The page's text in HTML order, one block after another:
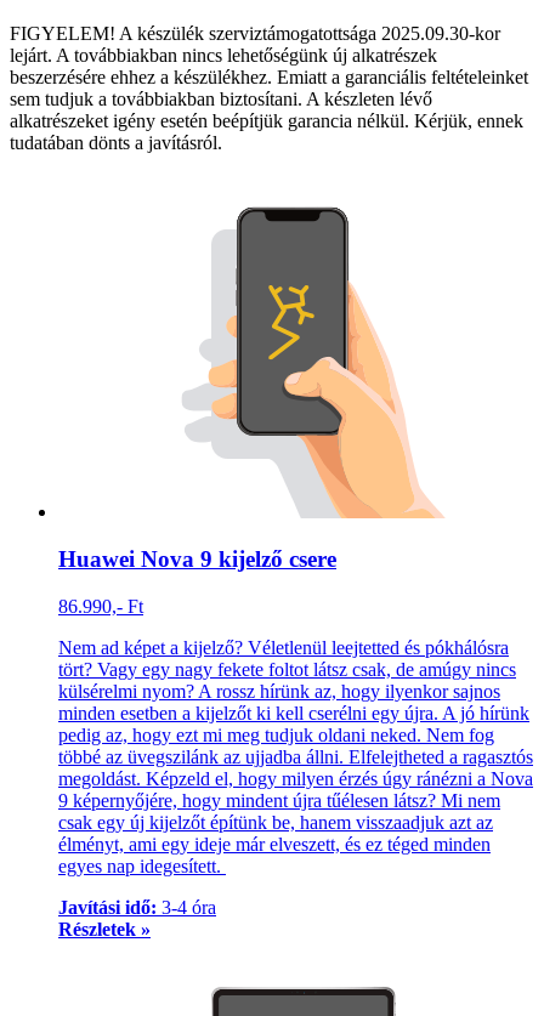
FIGYELEM! A készülék szerviztámogatottsága 2025.09.30-kor
lejárt. A továbbiakban nincs lehetőségünk új alkatrészek
beszerzésére ehhez a készülékhez. Emiatt a garanciális feltételeinket
sem tudjuk a továbbiakban biztosítani. A készleten lévő
alkatrészeket igény esetén beépítjük garancia nélkül. Kérjük, ennek
tudatában dönts a javításról.
Huawei Nova 9 kijelző csere
86.990,- Ft
Nem ad képet a kijelző? Véletlenül leejtetted és pókhálósra
tört? Vagy egy nagy fekete foltot látsz csak, de amúgy nincs
külsérelmi nyom? A rossz hírünk az, hogy ilyenkor sajnos
minden esetben a kijelzőt ki kell cserélni egy újra. A jó hírünk
pedig az, hogy ezt mi meg tudjuk oldani neked. Nem fog
többé az üvegszilánk az ujjadba állni. Elfelejtheted a ragasztós
megoldást. Képzeld el, hogy milyen érzés úgy ránézni a Nova
9 képernyőjére, hogy mindent újra tűélesen látsz? Mi nem
csak egy új kijelzőt építünk be, hanem visszaadjuk azt az
élményt, ami egy ideje már elveszett, és ez téged minden
egyes nap idegesített.
Javítási idő: 3-4 óra
Részletek »